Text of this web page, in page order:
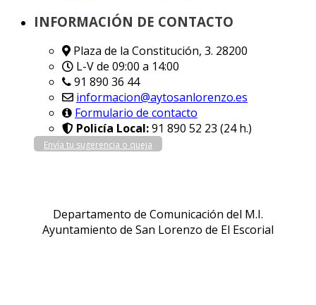
INFORMACIÓN DE CONTACTO
Plaza de la Constitución, 3. 28200
L-V de 09:00 a 14:00
91 890 36 44
informacion@aytosanlorenzo.es
Formulario de contacto
Policía Local:91 890 52 23 (24 h.)
Envía tu sugerencia o queja
Departamento de Comunicación del M.I.
Ayuntamiento de San Lorenzo de El Escorial